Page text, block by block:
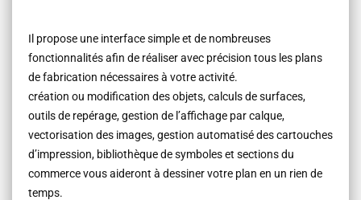
Il propose une interface simple et de nombreuses
fonctionnalités afin de réaliser avec précision tous les plans
de fabrication nécessaires à votre activité.
création ou modification des objets, calculs de surfaces,
outils de repérage, gestion de l’affichage par calque,
vectorisation des images, gestion automatisé des cartouches
d’impression, bibliothèque de symboles et sections du
commerce vous aideront à dessiner votre plan en un rien de
temps.